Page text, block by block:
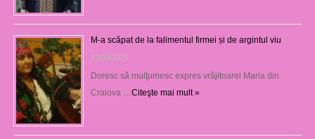
M-a scăpat de la falimentul firmei și de argintul viu
13/03/2025
Doresc să mulţumesc expres vrăjitoarei Maria din
Craiova … Citeşte mai mult »